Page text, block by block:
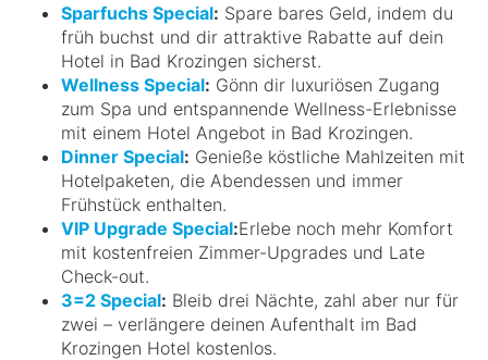
Sparfuchs Special: Spare bares Geld, indem du
früh buchst und dir attraktive Rabatte auf dein
Hotel in Bad Krozingen sicherst.
Wellness Special: Gönn dir luxuriösen Zugang
zum Spa und entspannende Wellness-Erlebnisse
mit einem Hotel Angebot in Bad Krozingen.
Dinner Special: Genieße köstliche Mahlzeiten mit
Hotelpaketen, die Abendessen und immer
Frühstück enthalten.
VIP Upgrade Special:Erlebe noch mehr Komfort
mit kostenfreien Zimmer-Upgrades und Late
Check-out.
3=2 Special: Bleib drei Nächte, zahl aber nur für
zwei – verlängere deinen Aufenthalt im Bad
Krozingen Hotel kostenlos.